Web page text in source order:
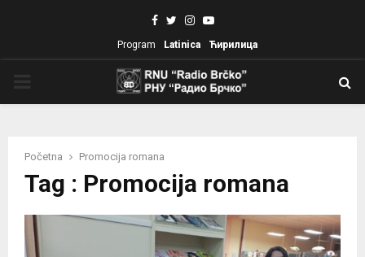
Facebook
TwitterInstagram
Youtube
Program Latinica Ћирилица
Početna Promocija romana
Tag : Promocija romana